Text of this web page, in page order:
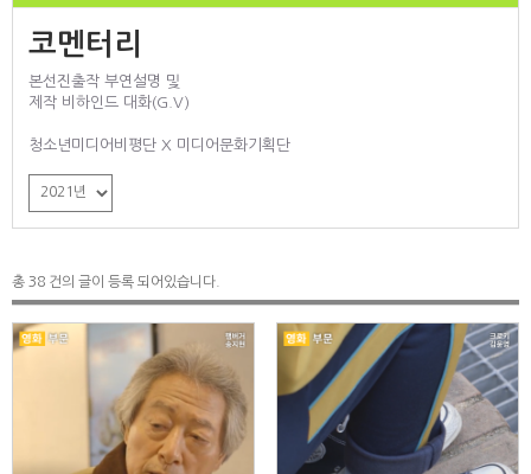
코멘터리
본선진출작 부연설명 및
제작 비하인드 대화(G.V)
청소년미디어비평단 X 미디어문화기획단
총 38 건의 글이 등록 되어있습니다.